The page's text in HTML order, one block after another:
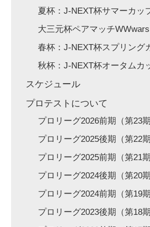
夏杯：J-NEXT杯サマーカッ
大三元杯ペアマッチWWwars
春杯：J-NEXT杯スプリング
秋杯：J-NEXT杯オータムカ
スケジュール
プロテストについて
プロリーグ2026前期（第23期
プロリーグ2025後期（第22期
プロリーグ2025前期（第21期
プロリーグ2024後期（第20期
プロリーグ2024前期（第19期
プロリーグ2023後期（第18期